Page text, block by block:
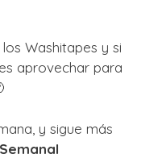
Washitapes y si
aprovechar para
y sigue más